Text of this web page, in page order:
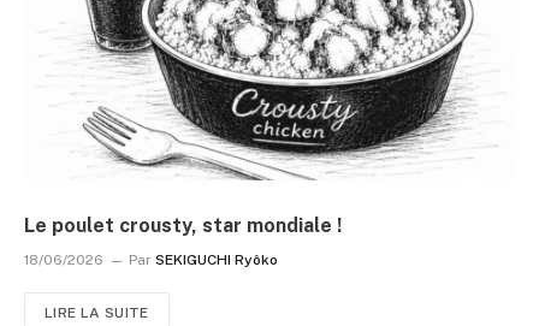
Le poulet crousty, star mondiale !
18/06/2026 Par SEKIGUCHI Ryôko
LIRE LA SUITE